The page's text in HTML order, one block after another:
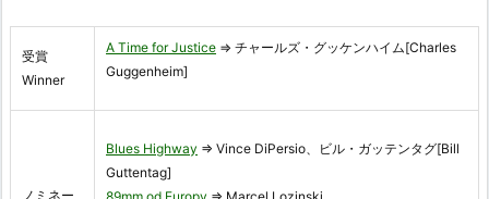
受賞
Winner
A Time for Justice ⇒ チャールズ・グッケンハイム[Charles
Guggenheim]
ノミネー
Blues Highway ⇒ Vince DiPersio、ビル・ガッテンタグ[Bill
Guttentag]